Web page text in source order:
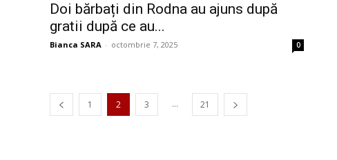
Doi bărbați din Rodna au ajuns după
gratii după ce au...
Bianca SARA - octombrie 7, 2025 0
1 2 3 ... 21